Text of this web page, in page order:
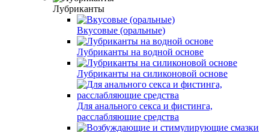
Лубриканты
Вкусовые (оральные)
Лубриканты на водной основе
Лубриканты на силиконовой основе
Для анального секса и фистинга,
расслабляющие средства